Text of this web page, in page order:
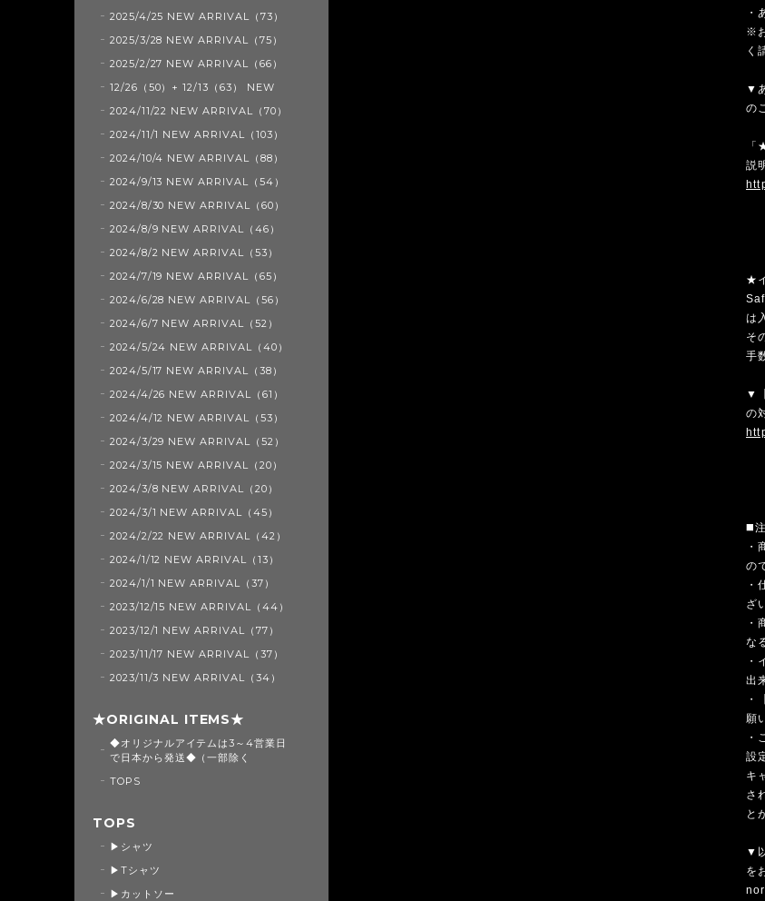
・
※
く
▼
の
説
★
は
そ
手
▼
の
◼️
・
の
・
ざ
・
な
・
出
・
願
・
設
キ
さ
と
▼
を
2025/4/25 NEW ARRIVAL（73）
2025/3/28 NEW ARRIVAL（75）
2025/2/27 NEW ARRIVAL（66）
12/26（50）+ 12/13（63） NEW
2024/11/22 NEW ARRIVAL（70）
2024/11/1 NEW ARRIVAL（103）
2024/10/4 NEW ARRIVAL（88）
2024/9/13 NEW ARRIVAL（54）
2024/8/30 NEW ARRIVAL（60）
2024/8/9 NEW ARRIVAL（46）
2024/8/2 NEW ARRIVAL（53）
2024/7/19 NEW ARRIVAL（65）
2024/6/28 NEW ARRIVAL（56）
2024/6/7 NEW ARRIVAL（52）
2024/5/24 NEW ARRIVAL（40）
2024/5/17 NEW ARRIVAL（38）
2024/4/26 NEW ARRIVAL（61）
2024/4/12 NEW ARRIVAL（53）
2024/3/29 NEW ARRIVAL（52）
2024/3/15 NEW ARRIVAL（20）
2024/3/8 NEW ARRIVAL（20）
2024/3/1 NEW ARRIVAL（45）
2024/2/22 NEW ARRIVAL（42）
2024/1/12 NEW ARRIVAL（13）
2024/1/1 NEW ARRIVAL（37）
2023/12/15 NEW ARRIVAL（44）
2023/12/1 NEW ARRIVAL（77）
2023/11/17 NEW ARRIVAL（37）
2023/11/3 NEW ARRIVAL（34）
★ORIGINAL ITEMS★
◆オリジナルアイテムは3～4営業日
で日本から発送◆（一部除く
TOPS
TOPS
▶シャツ
▶Tシャツ
▶カットソー